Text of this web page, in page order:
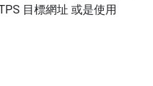
目標網址 或是使用